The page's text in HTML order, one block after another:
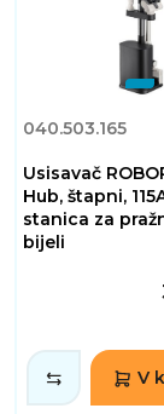
040.503.165
Usisavač
Hub, štapni,
stanica za
bijeli
V